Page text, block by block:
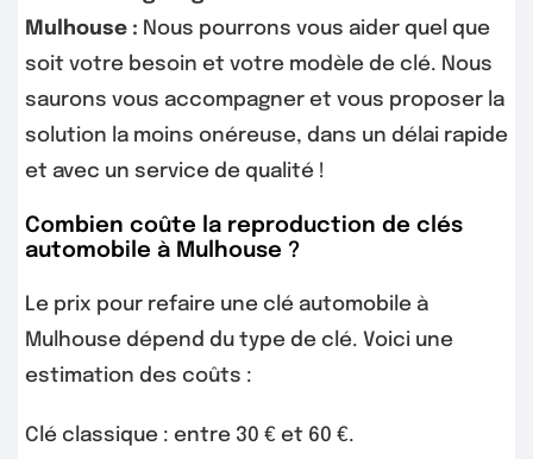
Mulhouse : Nous pourrons vous aider quel que
soit votre besoin et votre modèle de clé. Nous
saurons vous accompagner et vous proposer la
solution la moins onéreuse, dans un délai rapide
et avec un service de qualité !
Combien coûte la reproduction de clés
automobile à Mulhouse ?
Le prix pour refaire une clé automobile à
Mulhouse dépend du type de clé. Voici une
estimation des coûts :
Clé classique : entre 30 € et 60 €.